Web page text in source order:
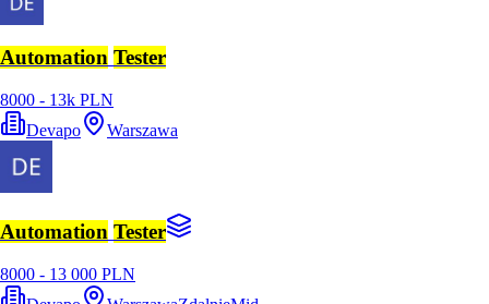
Automation Tester
8000 - 13k PLN
Devapo
Warszawa
Automation Tester
8000 - 13 000 PLN